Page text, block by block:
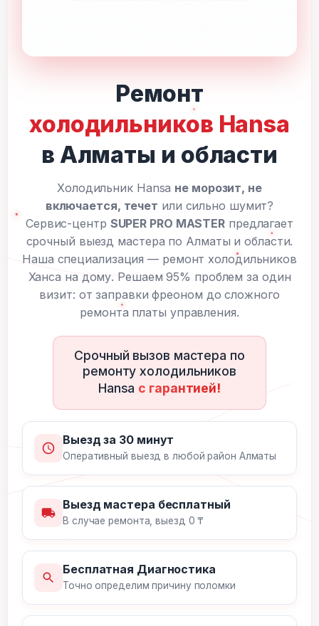
Ремонт
холодильников Hansa
в Алматы и области
Холодильник Hansa не морозит, не
включается, течет или сильно шумит?
Сервис-центр SUPER PRO MASTER предлагает
срочный выезд мастера по Алматы и области.
Наша специализация — ремонт холодильников
Ханса на дому. Решаем 95% проблем за один
визит: от заправки фреоном до сложного
ремонта платы управления.
Срочный вызов мастера по
ремонту холодильников
Hansa с гарантией!
Выезд за 30 минут
Оперативный выезд в любой район Алматы
Выезд мастера бесплатный
В случае ремонта, выезд 0 ₸
Бесплатная Диагностика
Точно определим причину поломки